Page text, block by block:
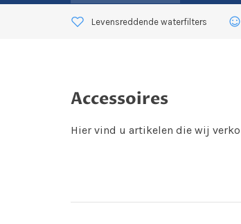
Levensreddende waterfilters
Accessoires
Hier vind u artikelen die wij